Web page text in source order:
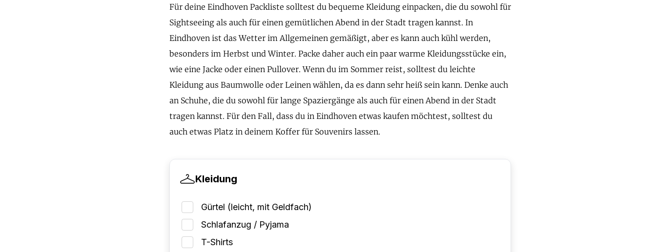
Für deine Eindhoven Packliste solltest du bequeme Kleidung einpacken, die du sowohl für
Sightseeing als auch für einen gemütlichen Abend in der Stadt tragen kannst. In
Eindhoven ist das Wetter im Allgemeinen gemäßigt, aber es kann auch kühl werden,
besonders im Herbst und Winter. Packe daher auch ein paar warme Kleidungsstücke ein,
wie eine Jacke oder einen Pullover. Wenn du im Sommer reist, solltest du leichte
Kleidung aus Baumwolle oder Leinen wählen, da es dann sehr heiß sein kann. Denke auch
an Schuhe, die du sowohl für lange Spaziergänge als auch für einen Abend in der Stadt
tragen kannst. Für den Fall, dass du in Eindhoven etwas kaufen möchtest, solltest du
auch etwas Platz in deinem Koffer für Souvenirs lassen.
Kleidung
Gürtel (leicht, mit Geldfach)
Schlafanzug / Pyjama
T-Shirts